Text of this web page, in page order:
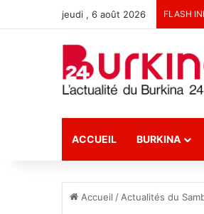
jeudi , 6 août 2026 FLASH
ACCUEIL BURKINA
Accueil / Actualités du